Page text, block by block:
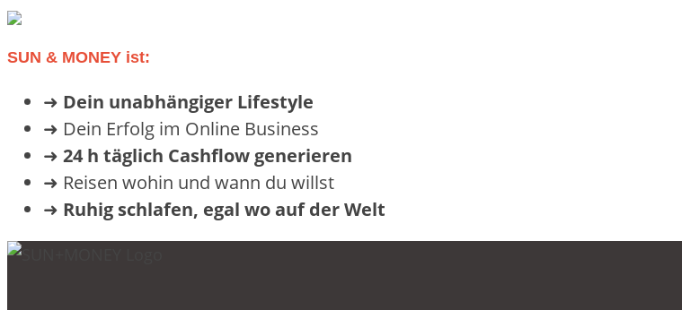
SUN & MONEY ist:
➜ Dein unabhängiger Lifestyle
➜ Dein Erfolg im Online Business
➜ 24 h täglich Cashflow generieren
➜ Reisen wohin und wann du willst
➜ Ruhig schlafen, egal wo auf der Welt